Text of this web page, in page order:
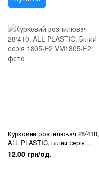
Курковий розпилювач 28/410,
ALL PLASTIC, Білий серія
1805-F2
12.00 грн/од.